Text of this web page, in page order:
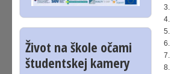
Život na škole očami
študentskej kamery